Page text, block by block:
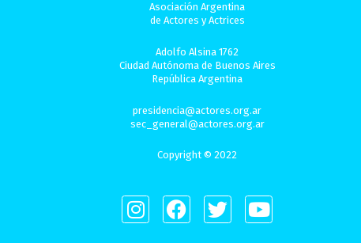
Asociación Argentina
de Actores y Actrices
Adolfo Alsina 1762
Ciudad Autónoma de Buenos Aires
República Argentina
presidencia@actores.org.ar
sec_general@actores.org.ar
Copyright © 2022
I
n
F
a
T
w
Y
o